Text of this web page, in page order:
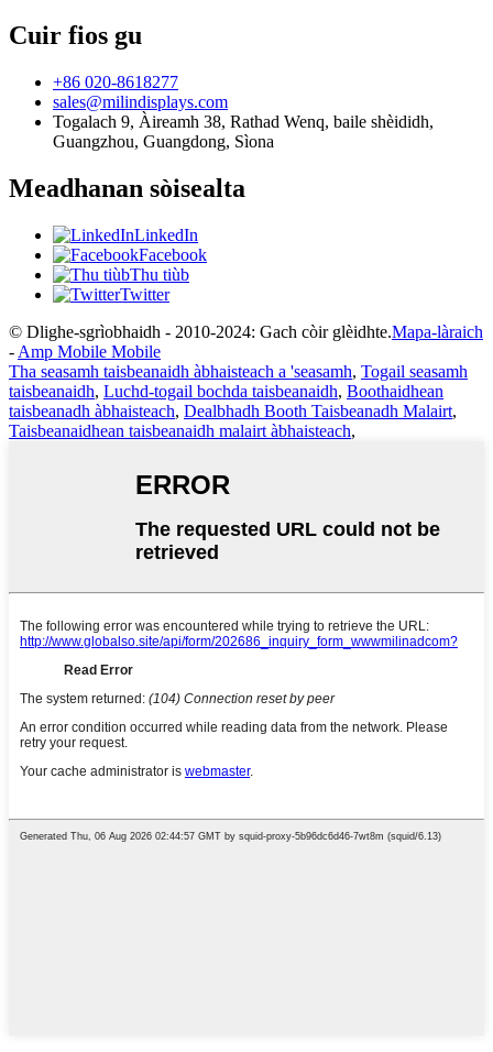
Cuir fios gu
+86 020-8618277
sales@milindisplays.com
Togalach 9, Àireamh 38, Rathad Wenq, baile shèididh,
Guangzhou, Guangdong, Sìona
Meadhanan sòisealta
LinkedIn
Facebook
Thu tiùb
Twitter
© Dlighe-sgrìobhaidh - 2010-2024: Gach còir glèidhte.Mapa-làraich
- Amp Mobile Mobile
Tha seasamh taisbeanaidh àbhaisteach a 'seasamh, Togail seasamh
taisbeanaidh, Luchd-togail bochda taisbeanaidh, Boothaidhean
taisbeanadh àbhaisteach, Dealbhadh Booth Taisbeanadh Malairt,
Taisbeanaidhean taisbeanaidh malairt àbhaisteach,